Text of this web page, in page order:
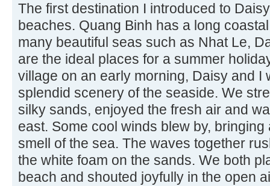
The first destination I introduced to
beaches. Quang Binh has a long
many beautiful seas such as Nhat Le,
are the ideal places for a summer
village on an early morning, Daisy and I
splendid scenery of the seaside. We
silky sands, enjoyed the fresh air and
east. Some cool winds blew by,
smell of the sea. The waves together
the white foam on the sands. We both
beach and shouted joyfully in the open